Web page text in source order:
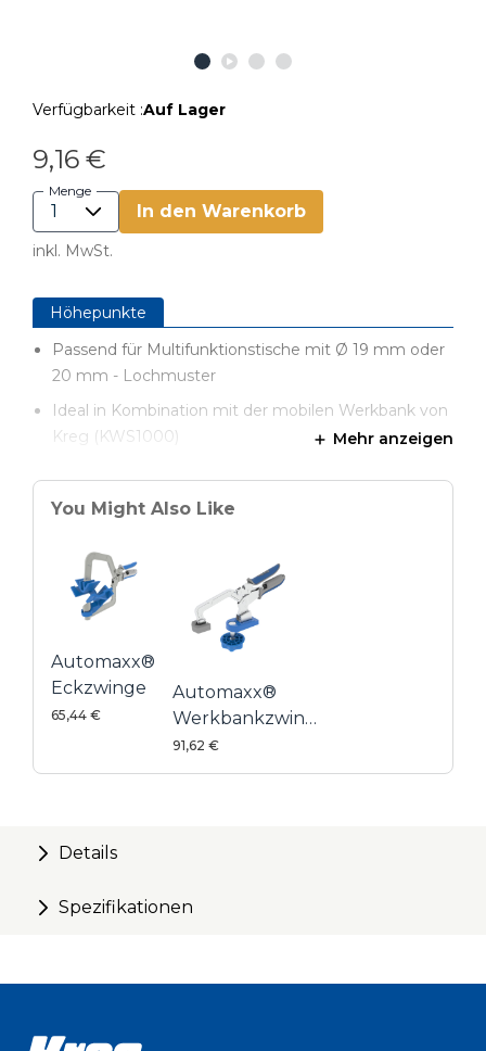
Verfügbarkeit :Auf Lager
9,16 €
Menge
In den Warenkorb
inkl. MwSt.
Höhepunkte
Passend für Multifunktionstische mit Ø 19 mm oder
20 mm - Lochmuster
Ideal in Kombination mit der mobilen Werkbank von
Kreg (KWS1000)
Werkstücken auf der Werkbank
Mehr anzeigen
You Might Also Like
Automaxx®
Eckzwinge
65,44 €
Automaxx®
Werkbankzwinge
83 mm inkl.
Werkbank-
91,62 €
Details
Spezifikationen